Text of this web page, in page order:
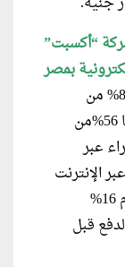
“أكسبت”
بمصر
مشيرًا إلى أن نحو 84% من
المصريين ليس لديهم حسابات بنكية، بينما 56%من
عبر
عبر الإنترنت
يفضلون الدفع عند الاستلام، في حين يقوم 16%
الائتمانية، ويفضل 7% الدفع قبل